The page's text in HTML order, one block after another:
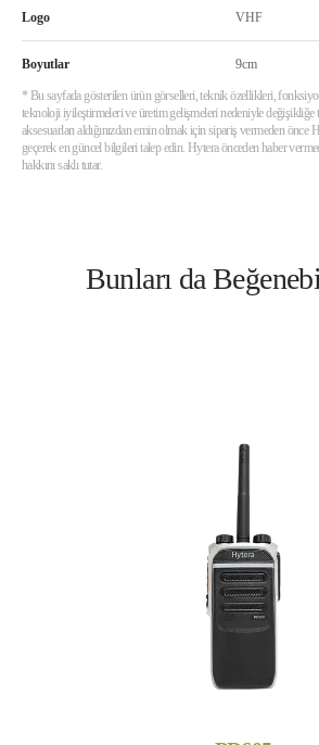
Logo VHF
Boyutlar 9cm
* Bu sayfada gösterilen ürün görselleri, teknik özellikleri,
teknoloji iyileştirmeleri ve üretim gelişmeleri nedeniyle
aksesuarları aldığınızdan emin olmak için sipariş vermeden önce
geçerek en güncel bilgileri talep edin. Hytera önceden haber
hakkını saklı tutar.
Bunları da